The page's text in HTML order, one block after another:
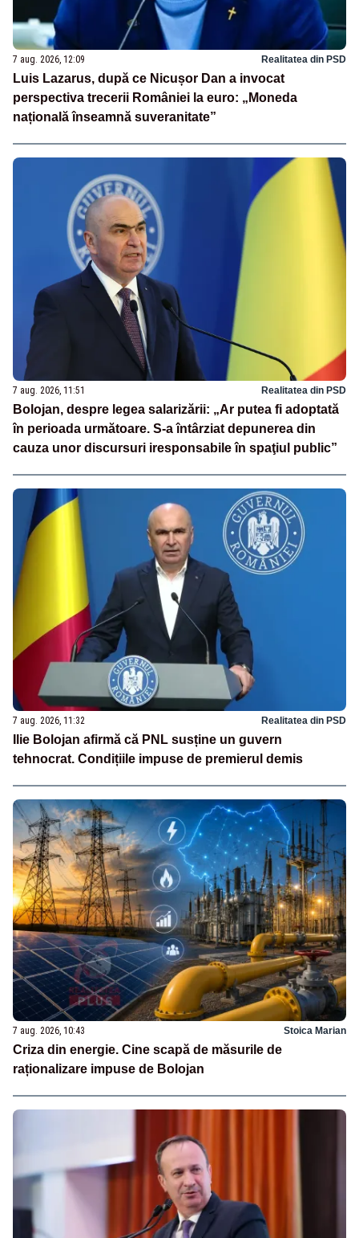
7 aug. 2026, 12:09 Realitatea din PSD
Luis Lazarus, după ce Nicușor Dan a invocat
perspectiva trecerii României la euro: „Moneda
națională înseamnă suveranitate”
7 aug. 2026, 11:51 Realitatea din PSD
Bolojan, despre legea salarizării: „Ar putea fi adoptată
în perioada următoare. S-a întârziat depunerea din
cauza unor discursuri iresponsabile în spaţiul public”
7 aug. 2026, 11:32 Realitatea din PSD
Ilie Bolojan afirmă că PNL susține un guvern
tehnocrat. Condițiile impuse de premierul demis
7 aug. 2026, 10:43 Stoica Marian
Criza din energie. Cine scapă de măsurile de
raționalizare impuse de Bolojan